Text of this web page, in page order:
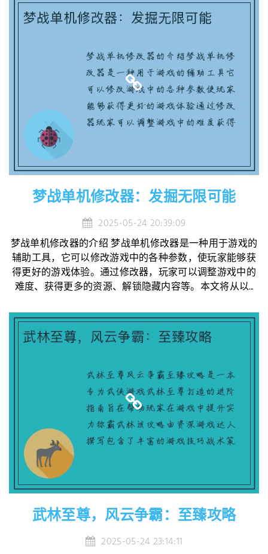
梦战单机修改器：发掘无限可能
2025-05-24 20:39:09
梦战单机修改器的介绍 梦战单机修改器是一种用于游戏的
辅助工具，它可以修改游戏中的各种参数，使玩家能够获
得更好的游戏体验。通过修改器，玩家可以调整游戏中的
难度、获得更多的资源、解锁隐藏内容等。本文将从以...
武林至尊，风云争霸：至臻攻略
2025-05-24 23:14:11